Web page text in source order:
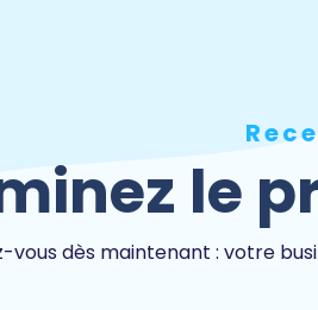
le
vous dès maintenant : votre